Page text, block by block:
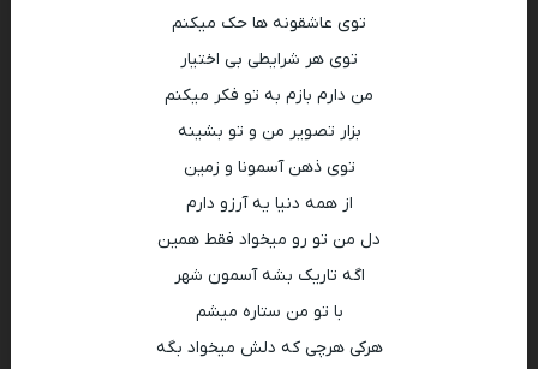
توی عاشقونه ها حک میکنم
توی هر شرایطی بی اختیار
من دارم بازم به تو فکر میکنم
بزار تصویر من و تو بشینه
توی ذهن آسمونا و زمین
از همه دنیا یه آرزو دارم
دل من تو رو میخواد فقط همین
اگه تاریک بشه آسمون شهر
با تو من ستاره میشم
هرکی هرچی که دلش میخواد بگه